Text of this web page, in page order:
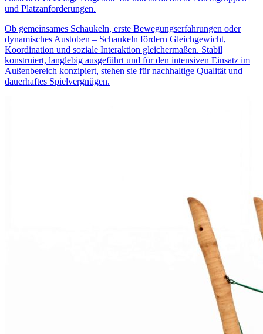
und Platzanforderungen.
Ob gemeinsames Schaukeln, erste Bewegungserfahrungen oder
dynamisches Austoben – Schaukeln fördern Gleichgewicht,
Koordination und soziale Interaktion gleichermaßen. Stabil
konstruiert, langlebig ausgeführt und für den intensiven Einsatz im
Außenbereich konzipiert, stehen sie für nachhaltige Qualität und
dauerhaftes Spielvergnügen.